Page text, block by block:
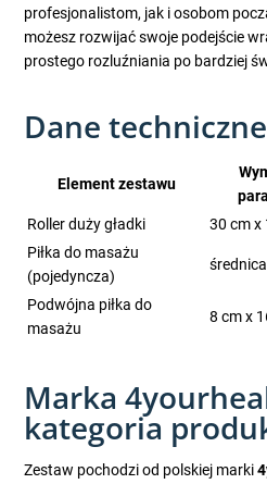
profesjonalistom, jak i osobom
możesz rozwijać swoje podejście
prostego rozluźniania po bardziej
Dane
Element zestawu
Roller duży gładki 30 cm x
Piłka do masażu
(pojedyncza)
Podwójna piłka do
masażu
8 cm x
Marka
kategoria
Zestaw pochodzi od polskiej marki